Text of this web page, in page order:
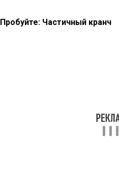
Пробуйте: Частичный кранч